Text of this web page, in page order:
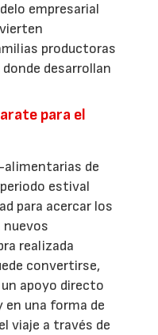
empresarial
productoras
desarrollan
para el
alimentarias de
estival
para acercar los
realizada
convertirse,
apoyo directo
una forma de
viaje a través de